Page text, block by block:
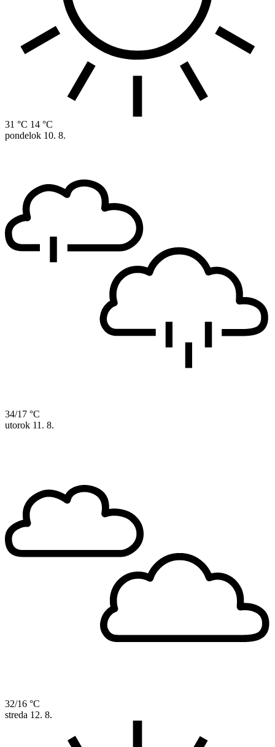
31 °C 14 °C
pondelok 10. 8.
34/17 °C
utorok 11. 8.
32/16 °C
streda 12. 8.